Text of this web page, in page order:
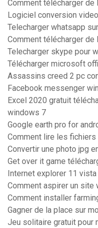
Comment télécharger
Logiciel conversion
Telecharger whatsapp
Comment télécharger
Telecharger skype pour
Télécharger microsoft
Assassins creed 2 pc
Facebook messenger
Excel 2020 gratuit
windows 7
Google earth pro for
Comment lire les
Convertir une photo jpg
Get over it game
Internet explorer 11
Comment aspirer un site
Comment installer
Gagner de la place sur
Jeu solitaire gratuit pour